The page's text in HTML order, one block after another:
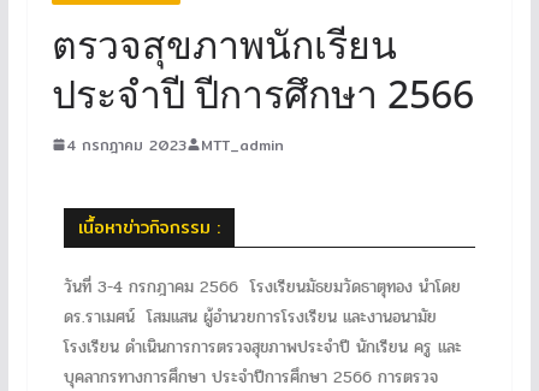
ตรวจสุขภาพนักเรียน
ประจำปี ปีการศึกษา 2566
4 กรกฎาคม 2023 MTT_admin
เนื้อหาข่าวกิจกรรม :
วันที่ 3-4 กรกฎาคม 2566 โรงเรียนมัธยมวัดธาตุทอง นำโดย
ดร.ราเมศน์ โสมแสน ผู้อำนวยการโรงเรียน และงานอนามัย
โรงเรียน ดำเนินการการตรวจสุขภาพประจำปี นักเรียน ครู และ
บุคลากรทางการศึกษา ประจำปีการศึกษา 2566 การตรวจ